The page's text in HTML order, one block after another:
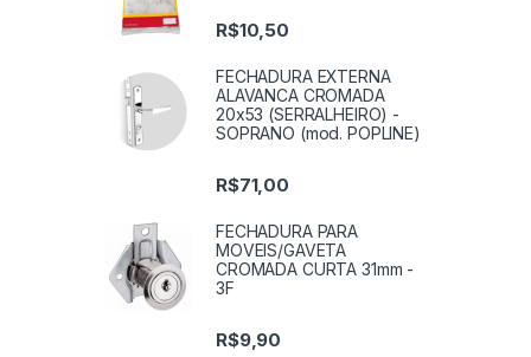
R$10,50
FECHADURA EXTERNA
ALAVANCA CROMADA
20x53 (SERRALHEIRO) -
SOPRANO (mod. POPLINE)
R$71,00
FECHADURA PARA
MOVEIS/GAVETA
CROMADA CURTA 31mm -
3F
R$9,90